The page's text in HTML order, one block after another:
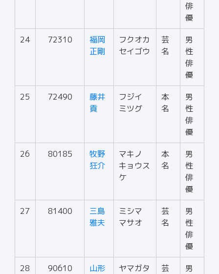
俳
優
24 72310
福岡
正剛
フクオカ
セイゴウ
芸
名
男
性
俳
優
25 72490
藤井
貢
フジイ
ミツグ
本
名
男
性
俳
優
26 80185
牧野
狂介
マキノ
キョウス
ケ
本
名
男
性
俳
優
27 81400
三島
雅夫
ミシマ
マサオ
芸
名
男
性
俳
優
28 90610
山形
ヤマガタ
芸
男